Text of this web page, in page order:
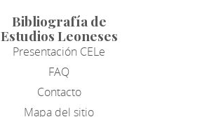
Bibliografía de
Estudios Leoneses
Presentación CELe
FAQ
Contacto
Mapa del sitio